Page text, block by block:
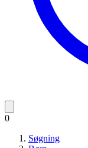
0
Søgning